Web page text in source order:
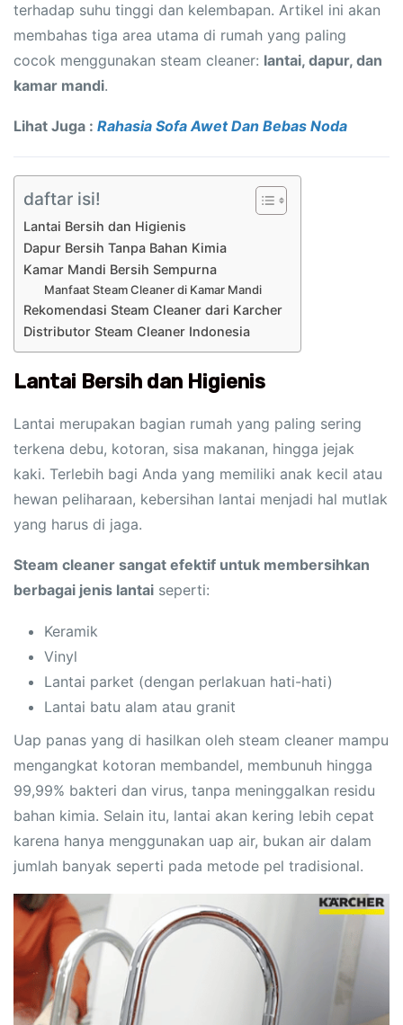
terhadap suhu tinggi dan kelembapan. Artikel ini akan
membahas tiga area utama di rumah yang paling
cocok menggunakan steam cleaner: lantai, dapur, dan
kamar mandi.
Lihat Juga : Rahasia Sofa Awet Dan Bebas Noda
daftar isi!
Lantai Bersih dan Higienis
Dapur Bersih Tanpa Bahan Kimia
Kamar Mandi Bersih Sempurna
Manfaat Steam Cleaner di Kamar Mandi
Rekomendasi Steam Cleaner dari Karcher
Distributor Steam Cleaner Indonesia
Lantai Bersih dan Higienis
Lantai merupakan bagian rumah yang paling sering
terkena debu, kotoran, sisa makanan, hingga jejak
kaki. Terlebih bagi Anda yang memiliki anak kecil atau
hewan peliharaan, kebersihan lantai menjadi hal mutlak
yang harus di jaga.
Steam cleaner sangat efektif untuk membersihkan
berbagai jenis lantai seperti:
Keramik
Vinyl
Lantai parket (dengan perlakuan hati-hati)
Lantai batu alam atau granit
Uap panas yang di hasilkan oleh steam cleaner mampu
mengangkat kotoran membandel, membunuh hingga
99,99% bakteri dan virus, tanpa meninggalkan residu
bahan kimia. Selain itu, lantai akan kering lebih cepat
karena hanya menggunakan uap air, bukan air dalam
jumlah banyak seperti pada metode pel tradisional.